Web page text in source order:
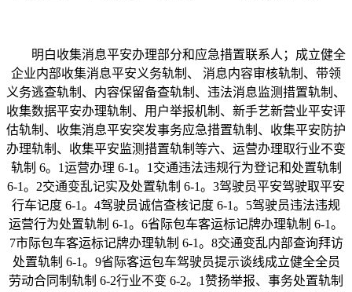
明白收集消息平安办理部分和应急措置联系人；成立健全
企业内部收集消息平安义务轨制、 消息内容审核轨制、带领
义务逃查轨制、内容保留备查轨制、违法消息监测措置轨制、
收集数据平安办理轨制、用户举报机制、新手艺新营业平安评
估轨制、收集消息平安突发事务应急措置轨制、收集平安防护
办理轨制、收集平安监测措置轨制等六、运营办理取行业不变
轨制 6。1运营办理 6-1。1交通违法违规行为登记和处置轨制
6-1。2交通变乱记实及处置轨制 6-1。3驾驶员平安驾驶取平安
行车记度 6-1。4驾驶员诚信查核记度 6-1。5驾驶员违法违规
运营行为处置轨制 6-1。6省际包车客运标记牌办理轨制 6-1。
7市际包车客运标记牌办理轨制 6-1。8交通变乱内部查询拜访
处置轨制 6-1。9省际客运包车驾驶员提示谈线成立健全全员
劳动合同制轨制 6-2行业不变 6-2。1赞扬举报、事务处置轨制